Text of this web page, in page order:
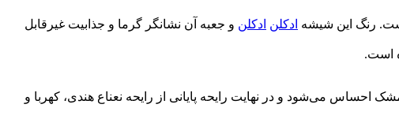
رنگ این شیشه ادکلن ادکلن و جعبه آن نشانگر گرما و جذابیت غیرقابل
احساس می‌شود و در نهایت رایحه پایانی از رایحه نعناع هندی، کهربا و